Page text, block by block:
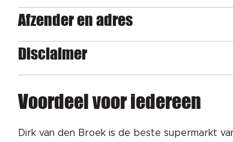
Afzender en adres
Disclaimer
Voordeel voor iedereen
Dirk van den Broek is de beste supermarkt